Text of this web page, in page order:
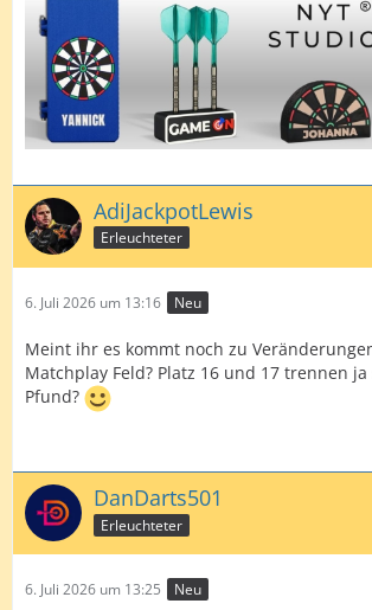
AdiJackpotLewis
Erleuchteter
6. Juli 2026 um 13:16 Neu
Meint ihr es kommt noch zu
Matchplay Feld? Platz 16 und 17 trennen ja
Pfund?
DanDarts501
Erleuchteter
6. Juli 2026 um 13:25 Neu